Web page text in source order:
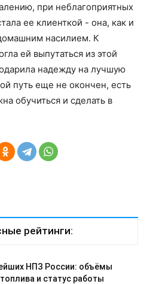
при неблагоприятных
ее клиенткой - она, как и
насилием. К
ей выпутаться из этой
надежду на лучшую
путь еще не окончен, есть
обучиться и сделать в
рейтинги:
НПЗ России: объёмы
и статус работы